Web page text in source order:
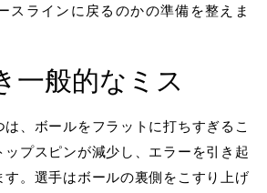
スラインに戻るのかの準備を整えま
一般的なミス
、ボールをフラットに打ちすぎるこ
ップスピンが減少し、エラーを引き起
す。選手はボールの裏側をこすり上げ